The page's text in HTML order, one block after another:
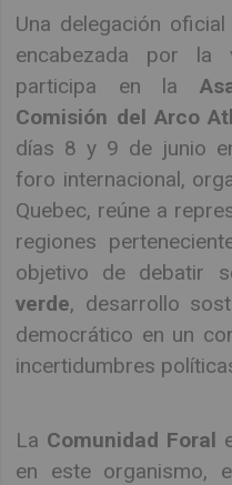
Una delegación oficial
encabezada por la
participa en la
Comisión del Arco
días 8 y 9 de junio
foro internacional,
Quebec, reúne a
regiones
objetivo de debatir
verde, desarrollo
democrático en un
incertidumbres
La Comunidad Foral
en este organismo,